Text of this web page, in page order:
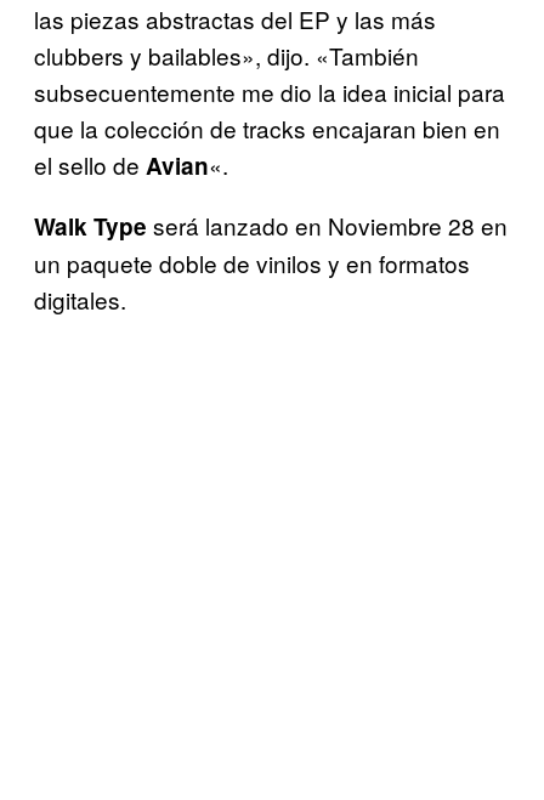
las piezas abstractas del EP y las más
clubbers y bailables», dijo. «También
subsecuentemente me dio la idea inicial para
que la colección de tracks encajaran bien en
el sello de Avian«.
Walk Type será lanzado en Noviembre 28 en
un paquete doble de vinilos y en formatos
digitales.